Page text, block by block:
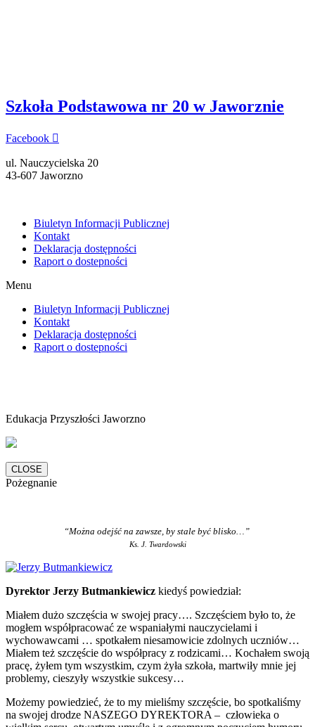
Szkoła Podstawowa nr 20 w Jaworznie
Facebook
ul. Nauczycielska 20
43-607 Jaworzno
Biuletyn Informacji Publicznej
Kontakt
Deklaracja dostępności
Raport o dostepności
Menu
Biuletyn Informacji Publicznej
Kontakt
Deklaracja dostępności
Raport o dostepności
Edukacja Przyszłości Jaworzno
CLOSE
Pożegnanie
“Można odejść na zawsze, by stale być blisko…”
Ks. J. Twardowski
Dyrektor Jerzy Butmankiewicz kiedyś powiedział:
Miałem dużo szczęścia w swojej pracy…. Szczęściem było to, że
mogłem współpracować ze wspaniałymi nauczycielami i
wychowawcami … spotkałem niesamowicie zdolnych uczniów…
Miałem też szczęście do współpracy z rodzicami… Kochałem swoją
pracę, żyłem tym wszystkim, czym żyła szkoła, martwiły mnie jej
problemy, cieszyły wszystkie sukcesy…
Możemy powiedzieć, że to my mieliśmy szczęście, bo spotkaliśmy
na swojej drodze NASZEGO DYREKTORA – człowieka o